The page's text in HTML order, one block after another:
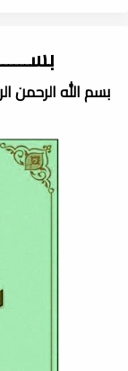
بسم الله الرحمن